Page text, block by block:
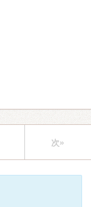
次»